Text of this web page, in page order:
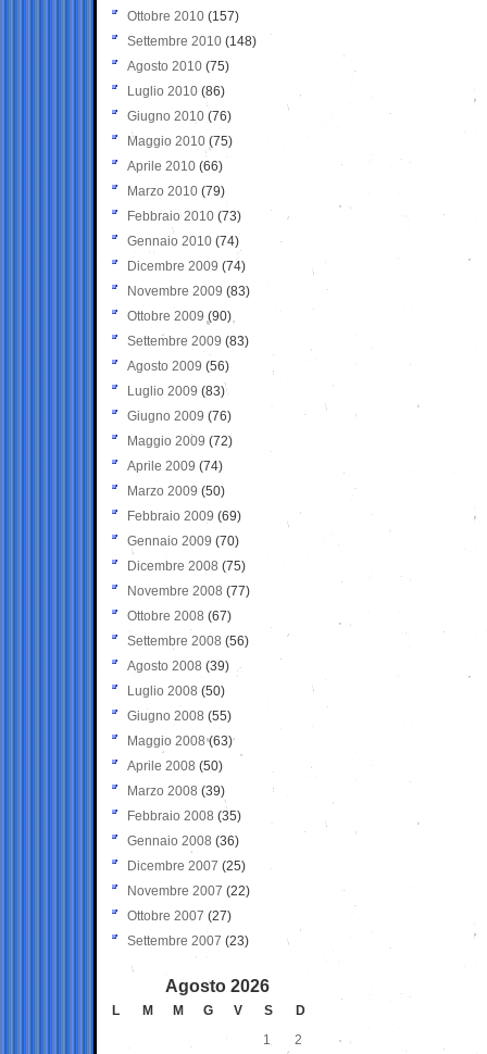
Ottobre 2010 (157)
Settembre 2010 (148)
Agosto 2010 (75)
Luglio 2010 (86)
Giugno 2010 (76)
Maggio 2010 (75)
Aprile 2010 (66)
Marzo 2010 (79)
Febbraio 2010 (73)
Gennaio 2010 (74)
Dicembre 2009 (74)
Novembre 2009 (83)
Ottobre 2009 (90)
Settembre 2009 (83)
Agosto 2009 (56)
Luglio 2009 (83)
Giugno 2009 (76)
Maggio 2009 (72)
Aprile 2009 (74)
Marzo 2009 (50)
Febbraio 2009 (69)
Gennaio 2009 (70)
Dicembre 2008 (75)
Novembre 2008 (77)
Ottobre 2008 (67)
Settembre 2008 (56)
Agosto 2008 (39)
Luglio 2008 (50)
Giugno 2008 (55)
Maggio 2008(63)
Aprile 2008 (50)
Marzo 2008 (39)
Febbraio 2008 (35)
Gennaio 2008 (36)
Dicembre 2007 (25)
Novembre 2007 (22)
Ottobre 2007 (27)
Settembre 2007 (23)
Agosto 2026
L M M G V S
D
1
2